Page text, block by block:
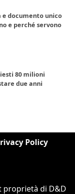
documento unico
e perché servono
80 milioni
due anni
Policy
proprietà di D&D